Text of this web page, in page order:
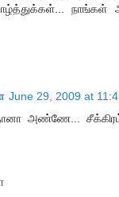
நாங்கள்
June 29, 2009 at
அண்ணே...